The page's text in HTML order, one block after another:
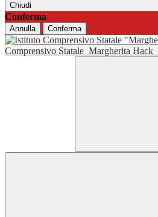
Chiudi
Conferma
Annulla Conferma
Comprensivo Statale Margherita Hack